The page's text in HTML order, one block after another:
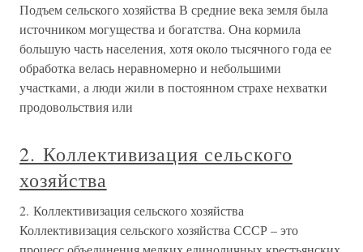
Подъем сельского хозяйства В средние века земля была
источником могущества и богатства. Она кормила
большую часть населения, хотя около тысячного года ее
обработка велась неравномерно и небольшими
участками, а люди жили в постоянном страхе нехватки
продовольствия или
2. Коллективизация сельского
хозяйства
2. Коллективизация сельского хозяйства
Коллективизация сельского хозяйства СССР – это